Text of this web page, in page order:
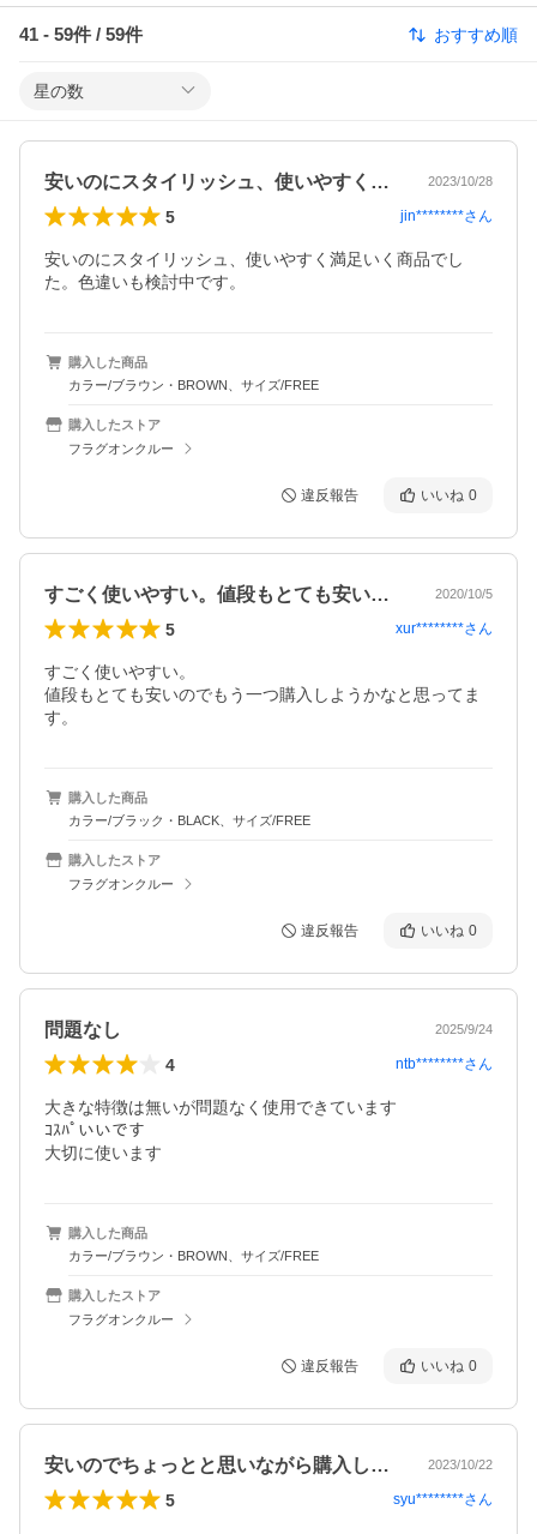
41 - 59件 / 59件 おすすめ順
星の数
安いのにスタイリッシュ、使いやすく満足… 2023/10/28
5 jin********さん
安いのにスタイリッシュ、使いやすく満足いく商品でし
た。色違いも検討中です。
購入した商品
カラー/ブラウン・BROWN、サイズ/FREE
購入したストア
フラグオンクルー
違反報告 いいね 0
すごく使いやすい。値段もとても安いので… 2020/10/5
5 xur********さん
すごく使いやすい。
値段もとても安いのでもう一つ購入しようかなと思ってま
す。
購入した商品
カラー/ブラック・BLACK、サイズ/FREE
購入したストア
フラグオンクルー
違反報告 いいね 0
問題なし 2025/9/24
4 ntb********さん
大きな特徴は無いが問題なく使用できています
ｺｽﾊﾟいいです
大切に使います
購入した商品
カラー/ブラウン・BROWN、サイズ/FREE
購入したストア
フラグオンクルー
違反報告 いいね 0
安いのでちょっとと思いながら購入しまし… 2023/10/22
5 syu********さん